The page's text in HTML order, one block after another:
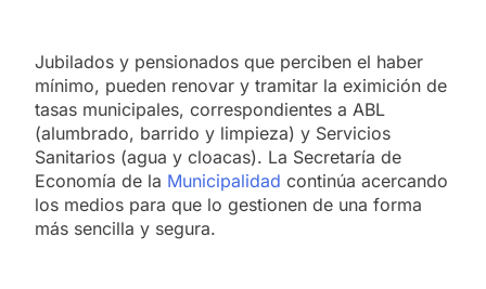
Jubilados y pensionados que perciben el haber
mínimo, pueden renovar y tramitar la eximición de
tasas municipales, correspondientes a ABL
(alumbrado, barrido y limpieza) y Servicios
Sanitarios (agua y cloacas). La Secretaría de
Economía de la Municipalidad continúa acercando
los medios para que lo gestionen de una forma
más sencilla y segura.